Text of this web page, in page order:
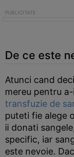
De ce este
Atunci cand
mereu pentru
transfuzie de
puteti fie alege
ii donati
specific, iar
este nevoie.